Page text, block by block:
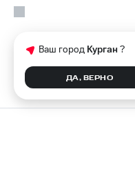
Ваш город Курган?
ДА, ВЕРНО